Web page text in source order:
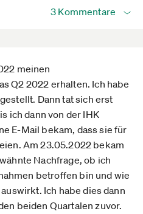
3 Kommentare
meinen
Q2 2022 erhalten. Ich habe
Dann tat sich erst
ich dann von der IHK
E-Mail bekam, dass sie für
Am 23.05.2022 bekam
Nachfrage, ob ich
betroffen bin und wie
Ich habe dies dann
beiden Quartalen zuvor.